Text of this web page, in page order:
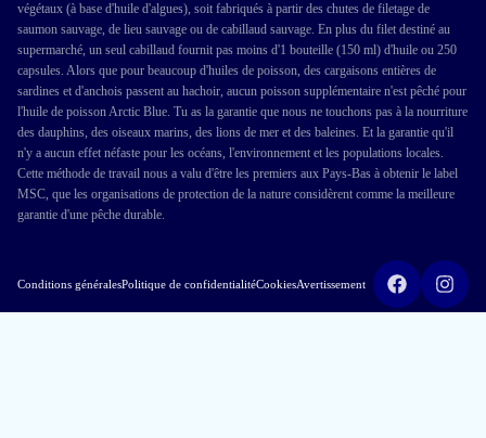
végétaux (à base d'huile d'algues), soit fabriqués à partir des chutes de filetage de
saumon sauvage, de lieu sauvage ou de cabillaud sauvage. En plus du filet destiné au
supermarché, un seul cabillaud fournit pas moins d'1 bouteille (150 ml) d'huile ou 250
capsules. Alors que pour beaucoup d'huiles de poisson, des cargaisons entières de
sardines et d'anchois passent au hachoir, aucun poisson supplémentaire n'est pêché pour
l'huile de poisson Arctic Blue. Tu as la garantie que nous ne touchons pas à la nourriture
des dauphins, des oiseaux marins, des lions de mer et des baleines. Et la garantie qu'il
n'y a aucun effet néfaste pour les océans, l'environnement et les populations locales.
Cette méthode de travail nous a valu d'être les premiers aux Pays-Bas à obtenir le label
MSC, que les organisations de protection de la nature considèrent comme la meilleure
garantie d'une pêche durable.
Conditions généralesPolitique de confidentialitéCookiesAvertissement